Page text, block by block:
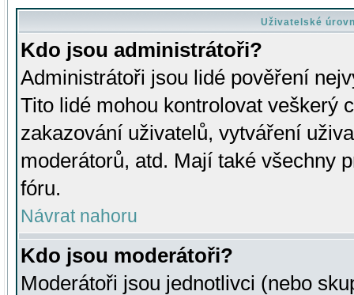
Uživatelské
Kdo jsou administrátoři?
Administrátoři jsou lidé pověření
Tito lidé mohou kontrolovat veškerý
zakazování uživatelů, vytváření
moderátorů, atd. Mají také všechny
fóru.
Návrat nahoru
Kdo jsou moderátoři?
Moderátoři jsou jednotlivci (nebo